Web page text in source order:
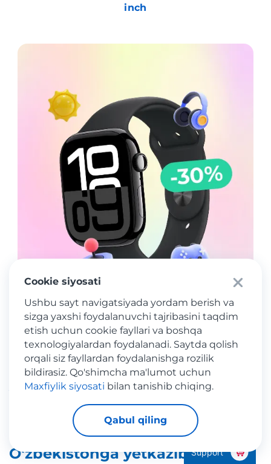
inch
Mac of All Trades | Apple Watch (Series 10)
Yevropa va AQSHdagi onlayn-
do‘konlardan tovarlarga qanday
buyurtma berish va ularni
O‘zbekistonga yetkazib berish
Cookie siyosati
Ushbu sayt navigatsiyada yordam berish va
sizga yaxshi foydalanuvchi tajribasini taqdim
etish uchun cookie fayllari va boshqa
texnologiyalardan foydalanadi. Saytda qolish
orqali siz fayllardan foydalanishga rozilik
bildirasiz. Qo'shimcha ma'lumot uchun
Maxfiylik siyosati bilan tanishib chiqing.
Qabul qiling
Support